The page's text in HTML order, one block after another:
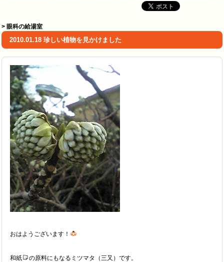
> 眼科の給湯室
2010.01.18 珍しい植物を見かけました
おはようございます！
和紙 の原料にもなるミツマタ（三又）です。